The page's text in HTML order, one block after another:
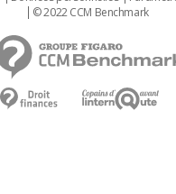
© 2022 CCM Benchmark